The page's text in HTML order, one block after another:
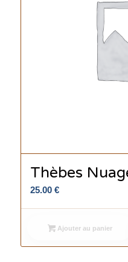
Thèbes
25.00 €
Ajouter au panier